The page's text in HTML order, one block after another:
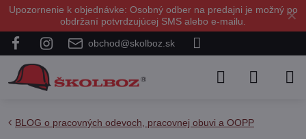
✕
Upozornenie k objednávke: Osobný odber na predajni je možný po
obdržaní potvrdzujúcej SMS alebo e-mailu.
obchod@skolboz.sk
BLOG o pracovných odevoch, pracovnej obuvi a OOPP